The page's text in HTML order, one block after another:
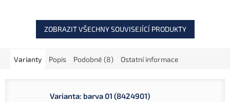
ZOBRAZIT VŠECHNY SOUVISEJÍCÍ PRODUKTY
Varianty Popis Podobné (8) Ostatní informace
Varianta: barva 01 (8424901)